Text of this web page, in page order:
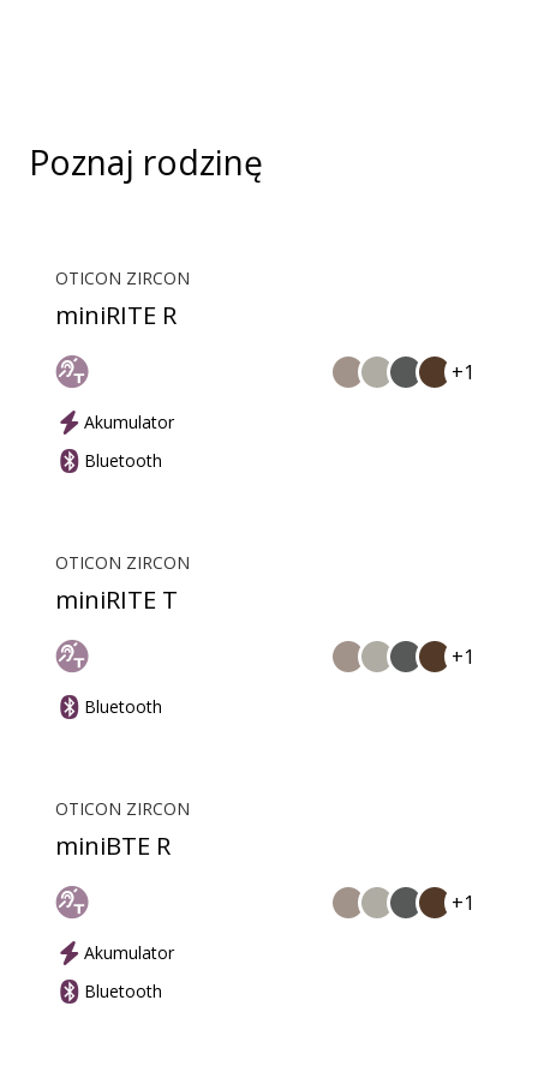
Poznaj rodzinę
OTICON ZIRCON
miniRITE R
+1
Akumulator
Bluetooth
OTICON ZIRCON
miniRITE T
+1
Bluetooth
OTICON ZIRCON
miniBTE R
+1
Akumulator
Bluetooth